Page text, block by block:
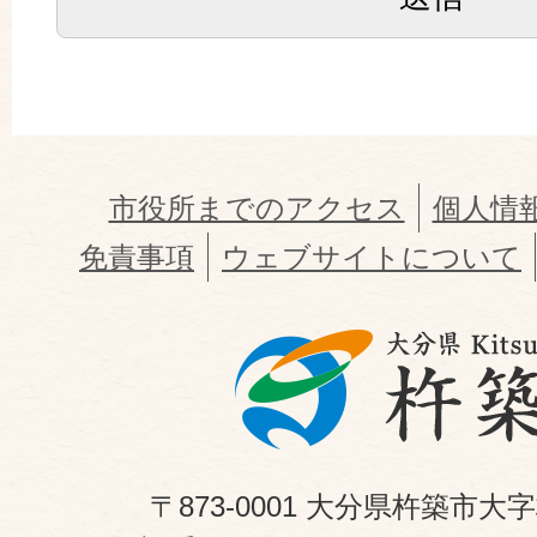
市役所までのアクセス
個人情
免責事項
ウェブサイトについて
〒873-0001 大分県杵築市大